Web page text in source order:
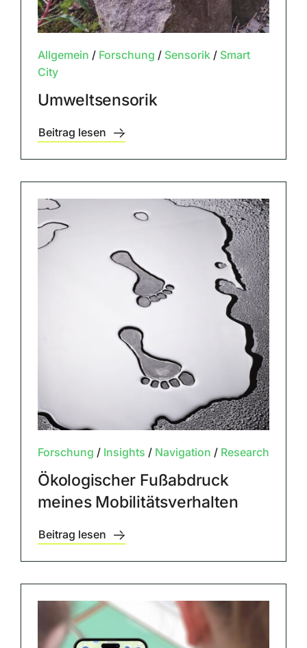
Allgemein / Forschung / Sensorik/ Smart
City
Umweltsensorik
Beitrag lesen
Forschung / Insights / Navigation / Research
Ökologischer Fußabdruck
meines Mobilitätsverhalten
Beitrag lesen